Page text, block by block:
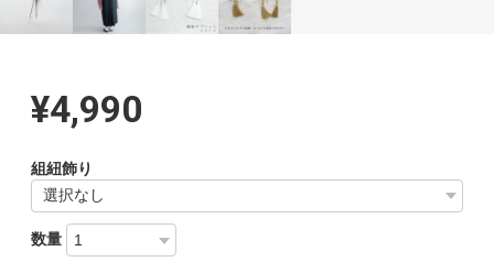
¥4,990
組紐飾り
数量